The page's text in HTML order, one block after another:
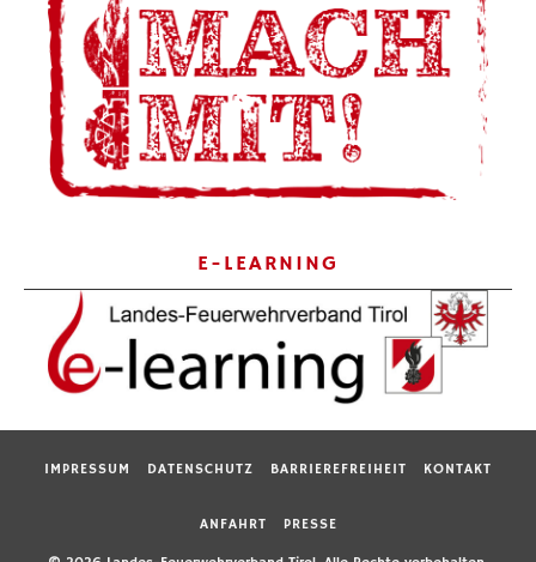
E-LEARNING
IMPRESSUM DATENSCHUTZ BARRIEREFREIHEIT KONTAKT
ANFAHRT PRESSE